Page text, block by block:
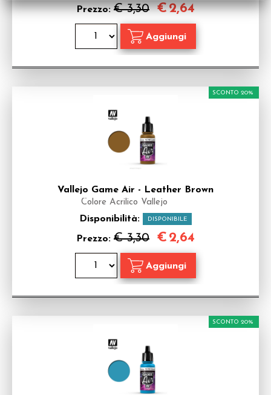
Prezzo:€ 3,30 €2,64
Vallejo Game Air - Leather Brown
Colore Acrilico Vallejo
Disponibilità: DISPONIBILE
Prezzo: € 3,30
SCONTO 20%
€ 2,64
SCONTO 20%